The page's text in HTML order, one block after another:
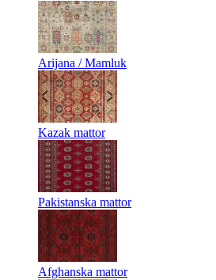
Arijana / Mamluk
Kazak mattor
Pakistanska mattor
Afghanska mattor